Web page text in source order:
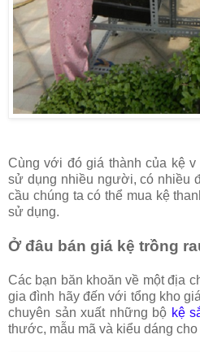
Cùng với đó giá thành của kệ
sử dụng nhiều người, có nhiều
cầu chúng ta có thể mua kệ
sử dụng.
Ở đâu bán giá kệ trồng
Các bạn băn khoăn về một địa
gia đình hãy đến với tổng kho
chuyên sản xuất những bộ kệ
thước, mẫu mã và kiểu dáng